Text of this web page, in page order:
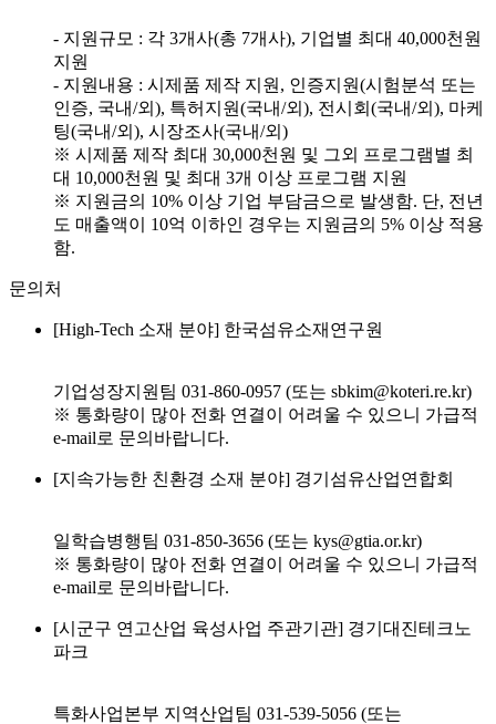
- 지원규모 : 각 3개사(총 7개사), 기업별 최대 40,000천원
지원
- 지원내용 : 시제품 제작 지원, 인증지원(시험분석 또는
인증, 국내/외), 특허지원(국내/외), 전시회(국내/외), 마케
팅(국내/외), 시장조사(국내/외)
※ 시제품 제작 최대 30,000천원 및 그외 프로그램별 최
대 10,000천원 및 최대 3개 이상 프로그램 지원
※ 지원금의 10% 이상 기업 부담금으로 발생함. 단, 전년
도 매출액이 10억 이하인 경우는 지원금의 5% 이상 적용
함.
문의처
[High-Tech 소재 분야] 한국섬유소재연구원
기업성장지원팀 031-860-0957 (또는 sbkim@koteri.re.kr)
※ 통화량이 많아 전화 연결이 어려울 수 있으니 가급적
e-mail로 문의바랍니다.
[지속가능한 친환경 소재 분야] 경기섬유산업연합회
일학습병행팀 031-850-3656 (또는 kys@gtia.or.kr)
※ 통화량이 많아 전화 연결이 어려울 수 있으니 가급적
e-mail로 문의바랍니다.
[시군구 연고산업 육성사업 주관기관] 경기대진테크노
파크
특화사업본부 지역산업팀 031-539-5056 (또는